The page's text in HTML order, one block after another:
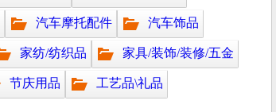
汽车摩托配件 汽车饰品
家纺/纺织品 家具/装饰/装修/五金
节庆用品 工艺品\礼品